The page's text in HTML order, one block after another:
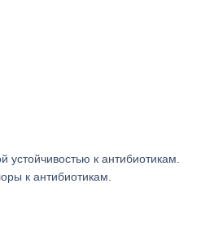
к антибиотикам.
к антибиотикам.